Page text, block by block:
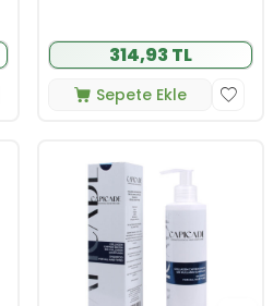
314,93 TL
Sepete Ekle